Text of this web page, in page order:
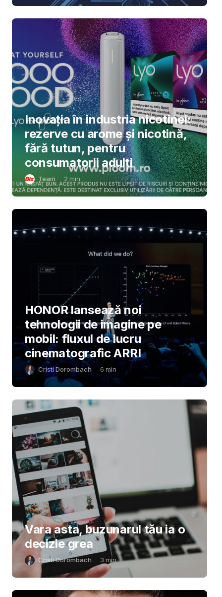
Inovația în industria nicotinei:
rezerve cu arome și nicotină,
fără tutun, pentru
consumatorii adulți
Team 2 min
HONOR lansează noi
tehnologii de imagine pe
mobil: fluxul de lucru
cinematografic ARRI
Cristi Dorombach 6 min
Vara asta, buzunarul tău ia o
decizie grea
Cristi Dorombach 3 min